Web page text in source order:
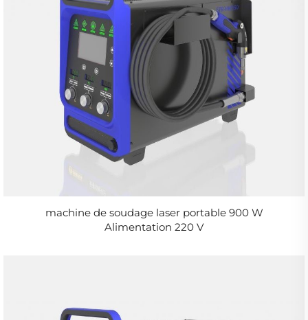
machine de soudage laser portable 900 W
Alimentation 220 V